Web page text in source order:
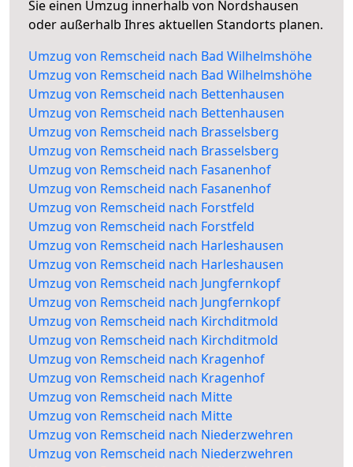
Sie einen Umzug innerhalb von Nordshausen
oder außerhalb Ihres aktuellen Standorts planen.
Umzug von Remscheid nach Bad Wilhelmshöhe
Umzug von Remscheid nach Bad Wilhelmshöhe
Umzug von Remscheid nach Bettenhausen
Umzug von Remscheid nach Bettenhausen
Umzug von Remscheid nach Brasselsberg
Umzug von Remscheid nach Brasselsberg
Umzug von Remscheid nach Fasanenhof
Umzug von Remscheid nach Fasanenhof
Umzug von Remscheid nach Forstfeld
Umzug von Remscheid nach Forstfeld
Umzug von Remscheid nach Harleshausen
Umzug von Remscheid nach Harleshausen
Umzug von Remscheid nach Jungfernkopf
Umzug von Remscheid nach Jungfernkopf
Umzug von Remscheid nach Kirchditmold
Umzug von Remscheid nach Kirchditmold
Umzug von Remscheid nach Kragenhof
Umzug von Remscheid nach Kragenhof
Umzug von Remscheid nach Mitte
Umzug von Remscheid nach Mitte
Umzug von Remscheid nach Niederzwehren
Umzug von Remscheid nach Niederzwehren